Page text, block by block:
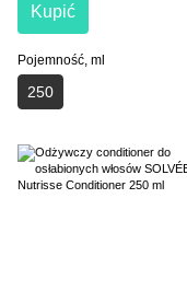
Kupić
Pojemność, ml
250